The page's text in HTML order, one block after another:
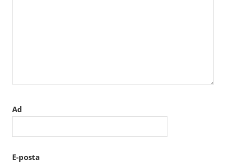
Ad
E-posta